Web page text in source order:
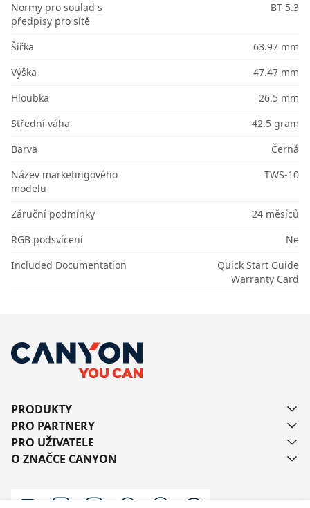
Normy pro soulad s
předpisy pro sítě
BT 5.3
Šiřka
63.97 mm
Výška
47.47 mm
Hloubka
26.5 mm
Střední váha
42.5 gram
Barva
Černá
Název marketingového
modelu
TWS-10
Záruční podmínky
24 měsíců
RGB podsvícení
Ne
Included Documentation
Quick Start Guide
Warranty Card
PRODUKTY
PRO PARTNERY
PRO UŽIVATELE
O ZNAČCE CANYON